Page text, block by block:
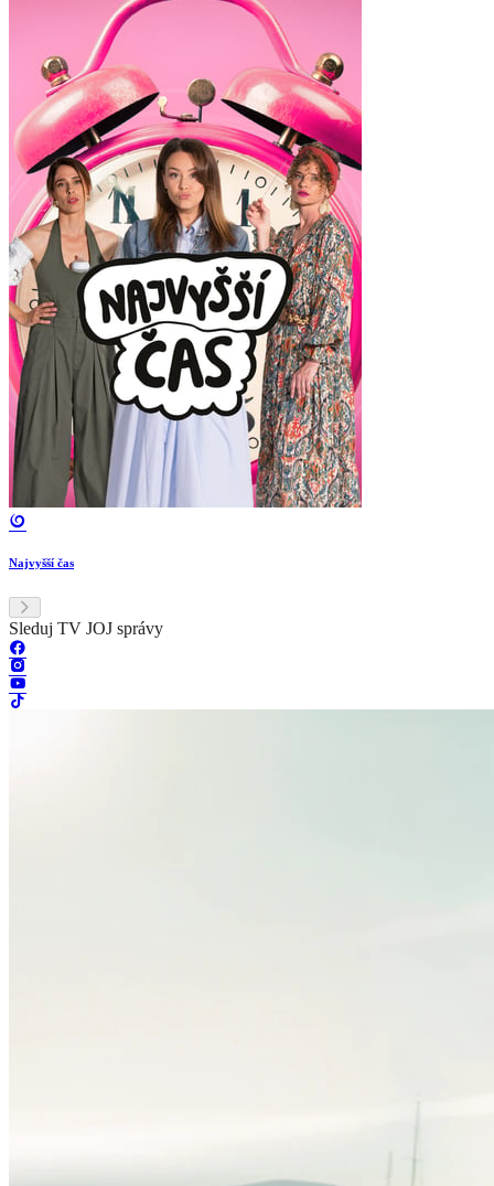
Najvyšší čas
Sleduj TV JOJ správy